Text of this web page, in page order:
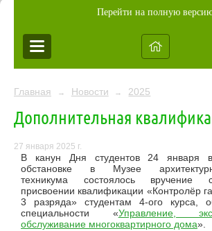
Перейти на полную
Главная → Новости → 2025
Дополнительная
27 января 2025 г.
В канун Дня студентов 24 января в
обстановке в Музее
техникума состоялось вручение
присвоении квалификации «Контролёр
3 разряда» студентам 4-ого курса,
специальности «Управление,
обслуживание многоквартирного дома».